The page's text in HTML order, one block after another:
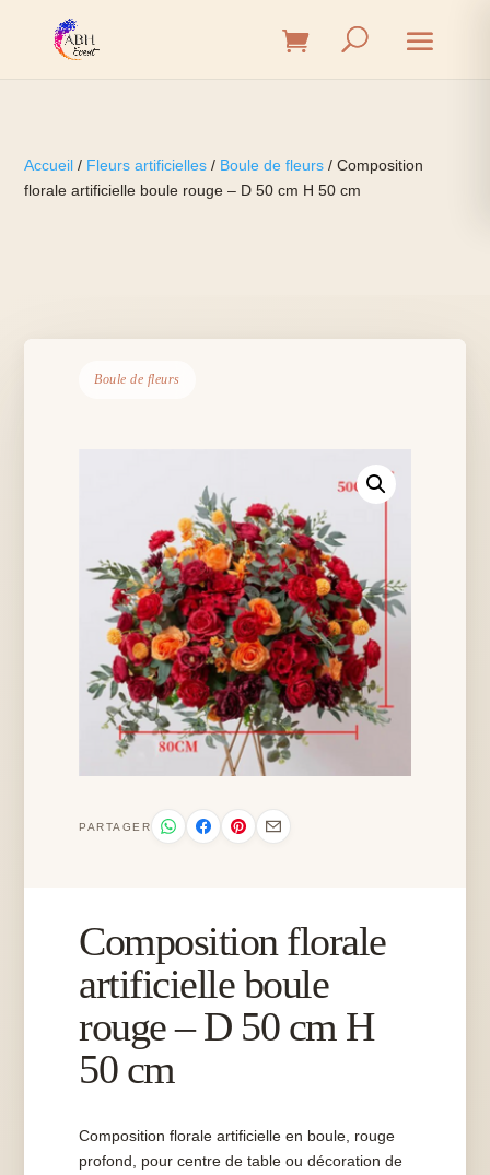
Accueil / Fleurs artificielles / Boule de fleurs / Composition
florale artificielle boule rouge – D 50 cm H 50 cm
Boule de fleurs
PARTAGER
Composition florale
artificielle boule
rouge – D 50 cm H
50 cm
Composition florale artificielle en boule, rouge
profond, pour centre de table ou décoration de